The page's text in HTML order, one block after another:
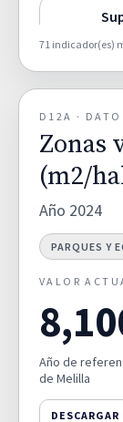
D02A
D02B
D02C
D02D
71 indicador(es)
D12A ·
Zonas
(m2/
Año 2024
PARQUES Y
VALOR
Año de
de Melilla
DESCARGAR